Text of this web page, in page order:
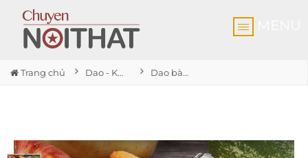
Trang chủ Dao - Kéo Dao bào 2 mặt tiện lợi